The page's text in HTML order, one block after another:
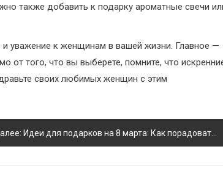
также добавить к подарку ароматные свечи
уважение к женщинам в вашей жизни. Главное —
от того, что вы выберете, помните, что
своих любимых женщин с этим
Идеи для подарков на 8 марта: Как порадовать любимых женщин